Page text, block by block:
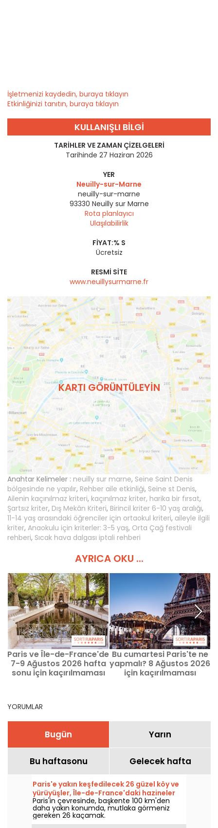
İşletmenizi kaydedin, buraya tıklayın
Etkinliğinizi tanıtın, buraya tıklayın
KULLANIŞLI BILGI
TARIHLER VE ZAMAN ÇIZELGELERI
Tarihinde 27 Haziran 2026
YER
Neuilly-sur-Marne
neuilly-sur-marne
93330 Neuilly sur Marne
Rota planlayıcı
Ulaşılabilirlik
FIYAT:% S
Ücretsiz
RESMI SITE
www.neuillysurmarne.fr
KARTI GÖRÜNTÜLEYIN
Anahtar Kelimeler : neuilly sur marne, Seine Saint Denis
bölgesinde ne yapılır, Rehber aile etkinliği, Seine st Denis,
Ailenin kaçınılmaz kriteri, kaçınılmaz kriter, harika bir fırsat,
Şartsız kriter, Dış Mekân Kriteri, Birincil kriter 6-10 yaş aralığı,
11-14 yaş arasındaki öğrenciler için ortaokul kriteri, aileyle ilgili
kriter, Anaokulu için kriterler: 3-5 yaş, Orta Çağ festivali
rehberi, Sıcak hava dalgası iptali rehberi
AYRICA OKU ...
Paris ve Île-de-France'de
7-9 Ağustos 2026 hafta
sonu için kaçırılmaması
Bu cumartesi Paris'te ne
yapmalı? 8 Ağustos 2026
için kaçırılmaması
YORUMLAR
Bugün Yarın
Bu haftasonu Gelecek hafta
Paris'e yakın keşfedilecek 26 güzel köy ve
yürüyüşler, Île-de-France'daki hazineler
Paris'in çevresinde, başkente 100 km'den
daha yakın konumda, mutlaka görmeniz
gereken 26 kaçamak.